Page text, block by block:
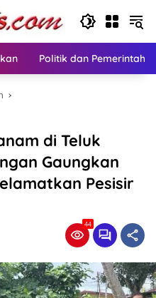
Politik dan
di Teluk
Gaungkan
Pesisir
44